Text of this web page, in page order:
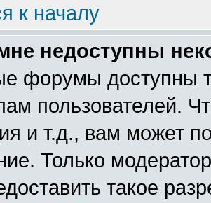
к началу
недоступны
форумы доступны
пользователей.
и т.д., вам может
Только
такое